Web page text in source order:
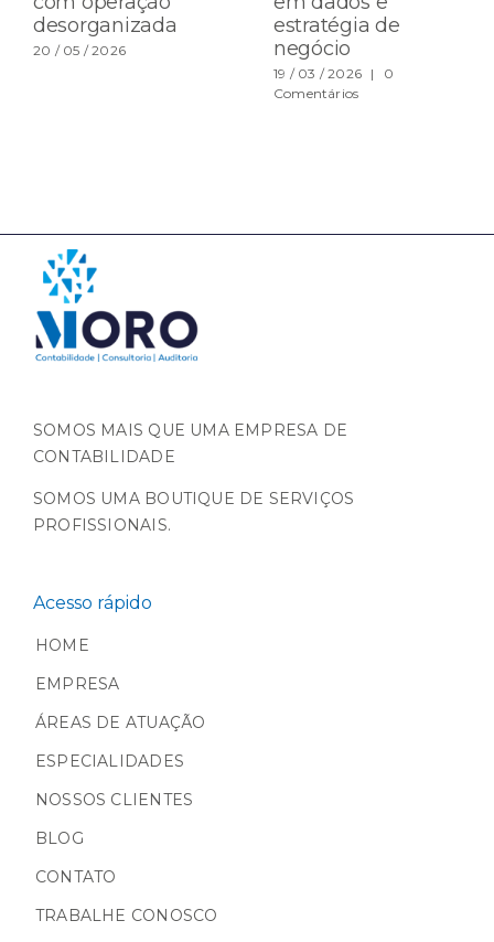
desorganizada
20 / 05 / 2026
estratégia de
negócio
19 / 03 / 2026 |
0
Comentários
SOMOS MAIS QUE UMA EMPRESA DE
CONTABILIDADE
SOMOS UMA BOUTIQUE DE SERVIÇOS
PROFISSIONAIS.
Acesso rápido
HOME
EMPRESA
ÁREAS DE ATUAÇÃO
ESPECIALIDADES
NOSSOS CLIENTES
BLOG
CONTATO
TRABALHE CONOSCO